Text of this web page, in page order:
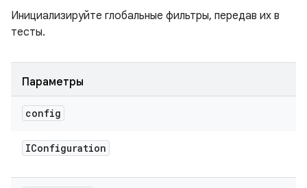
Инициализируйте глобальные фильтры, передав их в
тесты.
Параметры
config
IConfiguration